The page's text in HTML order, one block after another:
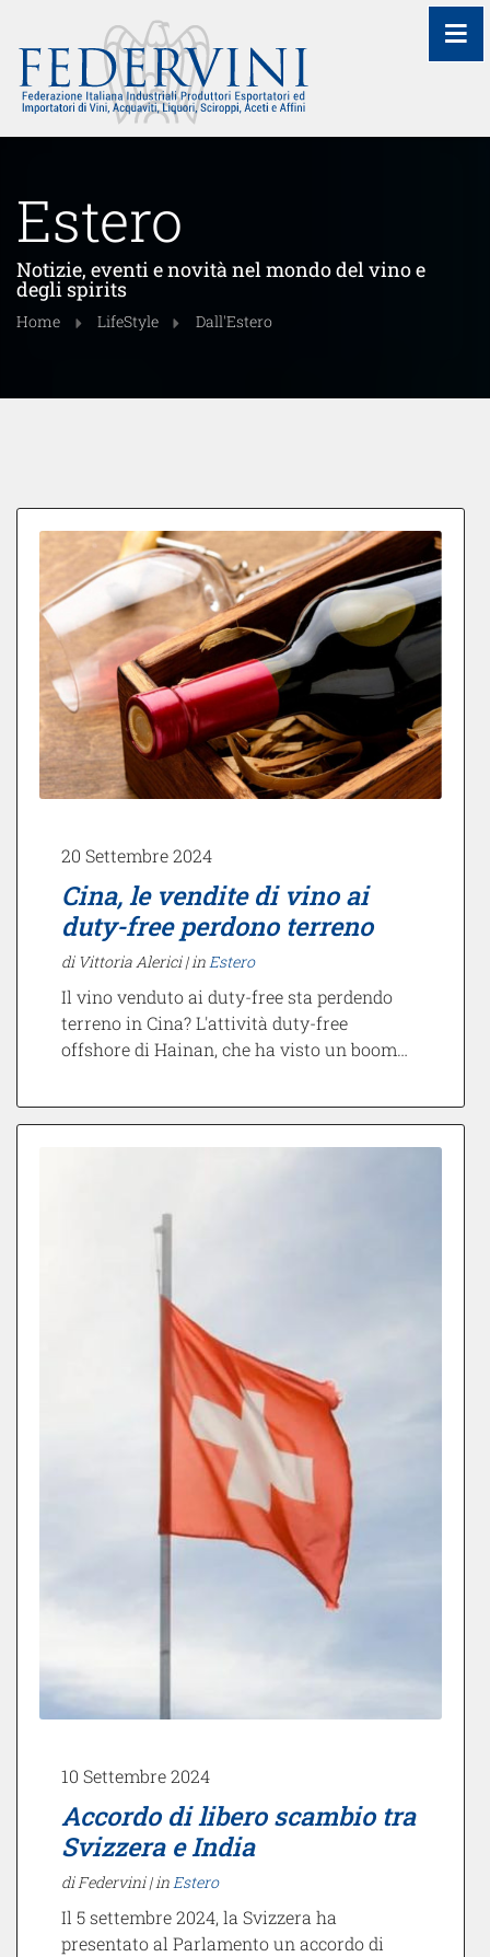
Estero
Notizie, eventi e novità nel mondo del vino e
degli spirits
Home LifeStyle Dall'Estero
20 Settembre 2024
Cina, le vendite di vino ai
duty-free perdono terreno
di Vittoria Alerici |inEstero
Il vino venduto ai duty-free sta perdendo
terreno in Cina? L'attività duty-free
offshore di Hainan, che ha visto un boom…
10 Settembre 2024
Accordo di libero scambio tra
Svizzera e India
di Federvini |inEstero
Il 5 settembre 2024, la Svizzera ha
presentato al Parlamento un accordo di
≡